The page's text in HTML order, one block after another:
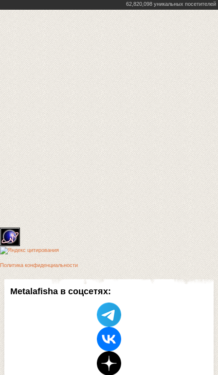
Metalafisha в соцсетях:
62,820,098 уникальных посетителей
Политика конфиденциальности